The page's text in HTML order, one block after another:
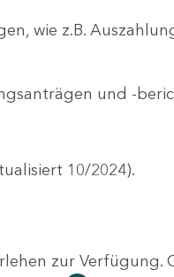
wie z.B.
und -
10/2024).
zur Verfügung.